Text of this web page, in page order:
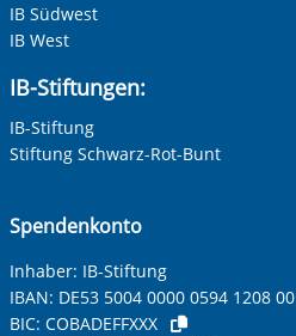
IB Südwest
IB West
IB-Stiftungen:
IB-Stiftung
Stiftung Schwarz-Rot-Bunt
Spendenkonto
Inhaber: IB-Stiftung
IBAN: DE53 5004 0000 0594 1208 00
BIC: COBADEFFXXX